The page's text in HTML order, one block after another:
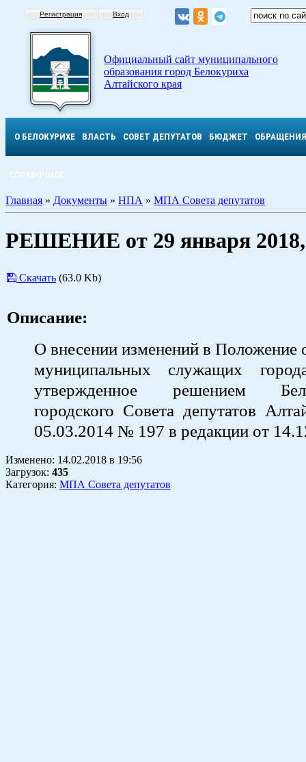
Регистрация Вход
Официальный сайт муниципального
образования город Белокуриха
Алтайского края
О БЕЛОКУРИХЕ ВЛАСТЬ СОВЕТ ДЕПУТАТОВ БЮДЖЕТ ОБРАЩЕНИЯ
СПРАВОЧНОЕ
Главная » Документы » НПА » МПА Совета депутатов
РЕШЕНИЕ от 29 января
Скачать (63.0 Kb)
Описание:
О внесении изменений в Положение
муниципальных служащих
утвержденное решением
городского Совета депутатов
05.03.2014 № 197 в редакции от
Изменено: 14.02.2018 в 19:56
Загрузок: 435
Категория: МПА Совета депутатов